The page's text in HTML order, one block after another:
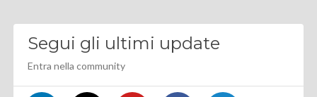
Segui gli ultimi update
Entra nella community